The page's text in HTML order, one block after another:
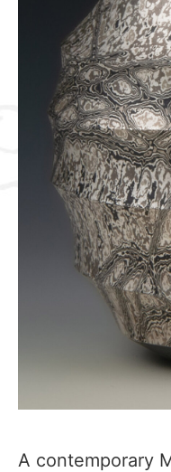
A contemporary